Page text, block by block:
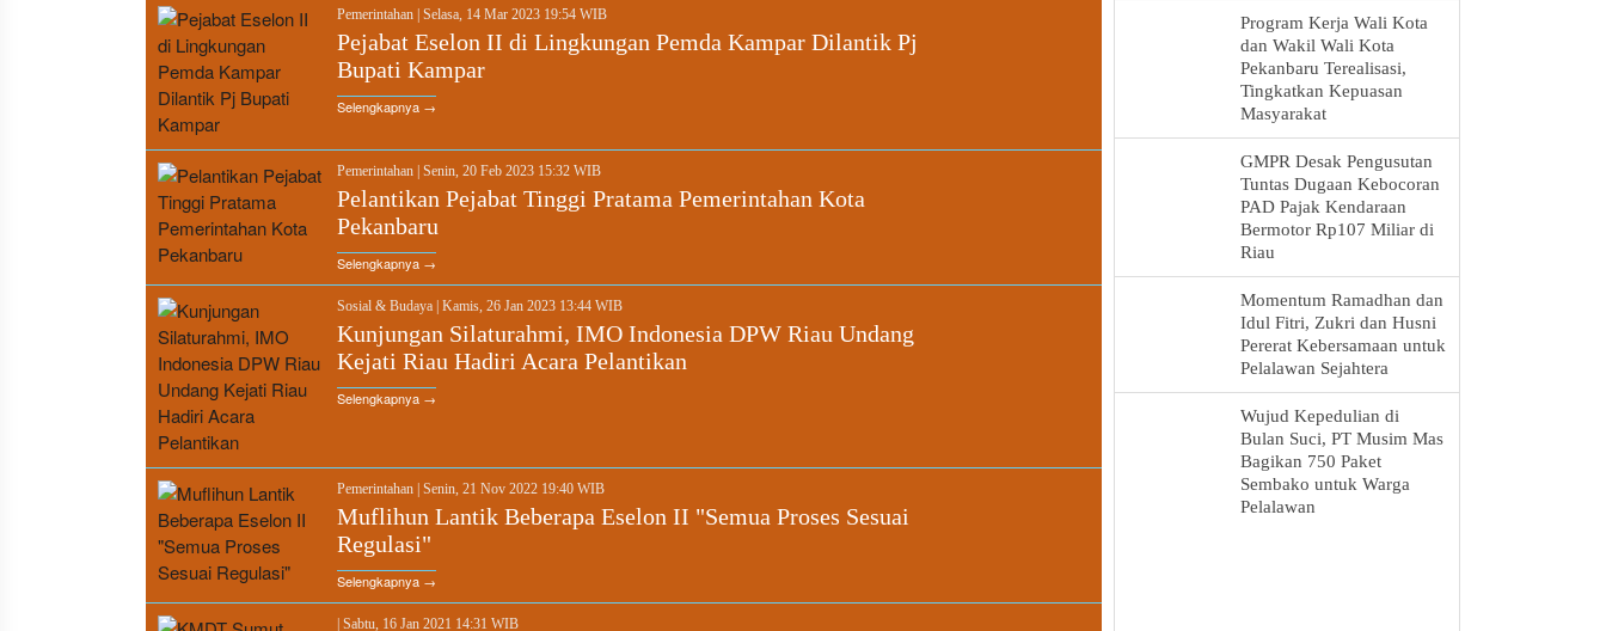
Pemerintahan Selasa, 14 Mar 2023 19:54 WIB
Pejabat Eselon II di Lingkungan Pemda Kampar Dilantik Pj
Bupati Kampar
Selengkapnya →
Pemerintahan Senin, 20 Feb 2023 15:32 WIB
Pelantikan Pejabat Tinggi Pratama Pemerintahan Kota
Pekanbaru
Selengkapnya →
Sosial & Budaya Kamis, 26 Jan 2023 13:44 WIB
Kunjungan Silaturahmi, IMO Indonesia DPW Riau Undang
Kejati Riau Hadiri Acara Pelantikan
Selengkapnya →
Pemerintahan Senin, 21 Nov 2022 19:40 WIB
Muflihun Lantik Beberapa Eselon II "Semua Proses Sesuai
Regulasi"
Selengkapnya →
Sabtu, 16 Jan 2021 14:31 WIB
Program Kerja Wali Kota
dan Wakil Wali Kota
Pekanbaru Terealisasi,
Tingkatkan Kepuasan
Masyarakat
GMPR Desak Pengusutan
Tuntas Dugaan Kebocoran
PAD Pajak Kendaraan
Bermotor Rp107 Miliar di
Riau
Momentum Ramadhan dan
Idul Fitri, Zukri dan Husni
Pererat Kebersamaan untuk
Pelalawan Sejahtera
Wujud Kepedulian di
Bulan Suci, PT Musim Mas
Bagikan 750 Paket
Sembako untuk Warga
Pelalawan